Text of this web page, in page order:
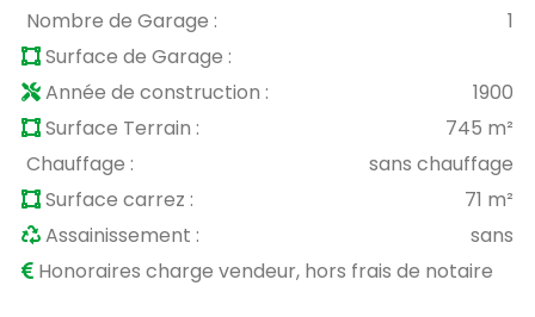
Nombre de Garage :
1
Surface de Garage :
Année de construction :
1900
Surface Terrain :
745 m²
Chauffage :
sans chauffage
Surface carrez :
71 m²
Assainissement :
sans
Honoraires charge vendeur, hors frais de notaire